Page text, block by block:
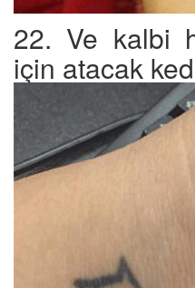
22. Ve kalbi
için atacak